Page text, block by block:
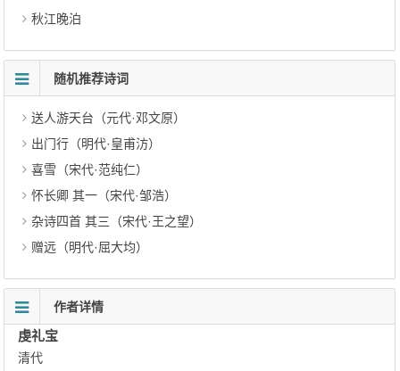
秋江晚泊
随机推荐诗词
送人游天台（元代·邓文原）
出门行（明代·皇甫汸）
喜雪（宋代·范纯仁）
怀长卿 其一（宋代·邹浩）
杂诗四首 其三（宋代·王之望）
赠远（明代·屈大均）
作者详情
虔礼宝
清代